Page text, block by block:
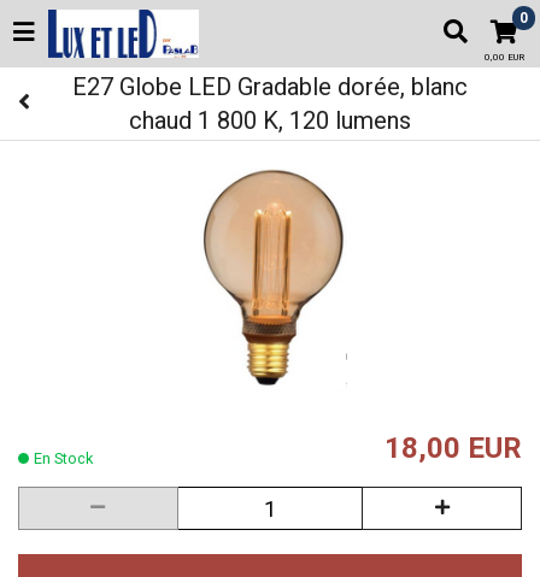
0
0,00 EUR
E27 Globe LED Gradable dorée, blanc
chaud 1 800 K, 120 lumens
En Stock 18,00 EUR